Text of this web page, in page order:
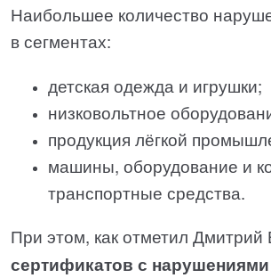
Наибольшее количество
в сегментах:
детская одежда и игрушки;
низковольтное
продукция лёгкой
машины, оборудование и
транспортные средства.
При этом, как отметил Дмитрий
сертификатов с